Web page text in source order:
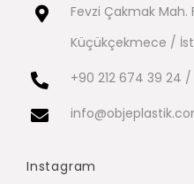
Fevzi Çakmak Mah.
Küçükçekmece /
+90 212 674 39 24 /
Instagram